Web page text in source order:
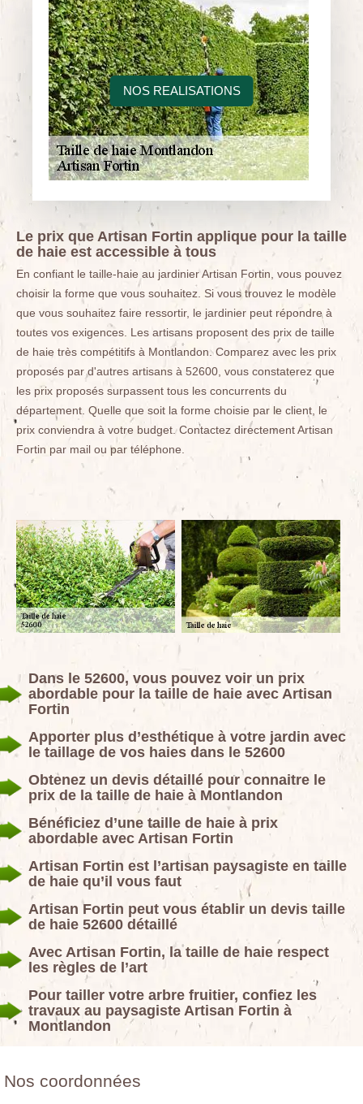
NOS REALISATIONS
Le prix que Artisan Fortin applique pour la taille
de haie est accessible à tous
En confiant le taille-haie au jardinier Artisan Fortin, vous pouvez
choisir la forme que vous souhaitez. Si vous trouvez le modèle
que vous souhaitez faire ressortir, le jardinier peut répondre à
toutes vos exigences. Les artisans proposent des prix de taille
de haie très compétitifs à Montlandon. Comparez avec les prix
proposés par d'autres artisans à 52600, vous constaterez que
les prix proposés surpassent tous les concurrents du
département. Quelle que soit la forme choisie par le client, le
prix conviendra à votre budget. Contactez directement Artisan
Fortin par mail ou par téléphone.
Dans le 52600, vous pouvez voir un prix
abordable pour la taille de haie avec Artisan
Fortin
Apporter plus d’esthétique à votre jardin avec
le taillage de vos haies dans le 52600
Obtenez un devis détaillé pour connaitre le
prix de la taille de haie à Montlandon
Bénéficiez d’une taille de haie à prix
abordable avec Artisan Fortin
Artisan Fortin est l’artisan paysagiste en taille
de haie qu’il vous faut
Artisan Fortin peut vous établir un devis taille
de haie 52600 détaillé
Avec Artisan Fortin, la taille de haie respect
les règles de l’art
Pour tailler votre arbre fruitier, confiez les
travaux au paysagiste Artisan Fortin à
Montlandon
Nos coordonnées